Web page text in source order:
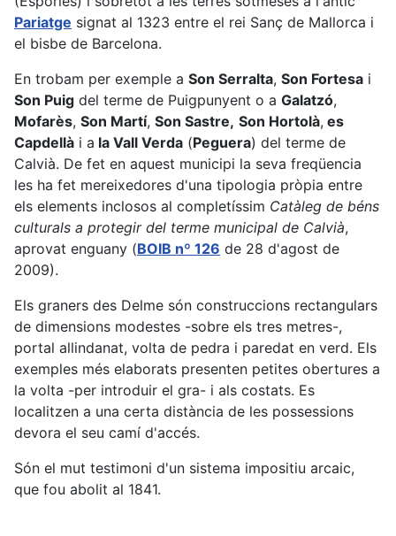
Pariatge signat al 1323 entre el rei Sanç de Mallorca i
el bisbe de Barcelona.
En trobam per exemple a Son Serralta, Son Fortesa i
Son Puig del terme de Puigpunyent o a Galatzó,
Mofarès, Son Martí, Son Sastre, Son Hortolà, es
Capdellà i a la Vall Verda (Peguera) del terme de
Calvià. De fet en aquest municipi la seva freqüencia
les ha fet mereixedores d'una tipologia pròpia entre
els elements inclosos al completíssim Catàleg de béns
culturals a protegir del terme municipal de Calvià,
aprovat enguany (BOIB nº 126 de 28 d'agost de
2009).
Els graners des Delme són construccions rectangulars
de dimensions modestes -sobre els tres metres-,
portal allindanat, volta de pedra i paredat en verd. Els
exemples més elaborats presenten petites obertures a
la volta -per introduir el gra- i als costats. Es
localitzen a una certa distància de les possessions
devora el seu camí d'accés.
Són el mut testimoni d'un sistema impositiu arcaic,
que fou abolit al 1841.